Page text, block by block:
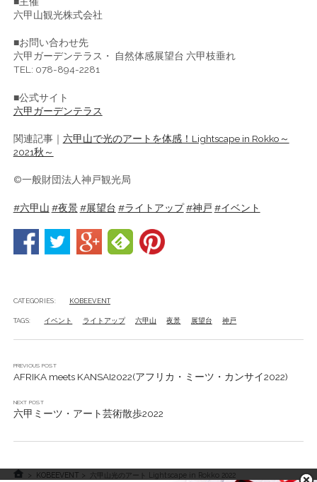
六甲山観光株式会社
■お問い合わせ先
六甲ガーデンテラス・ 自然体感展望台 六甲枝垂れ
TEL: 078-894-2281
■公式サイト
六甲ガーデンテラス
関連記事｜ 六甲山で光のアートを体感！Lightscape in Rokko～
2021秋～
©一般財団法人神戸観光局
#六甲山 #夜景 #展望台 #ライトアップ #神戸 #イベント
CATEGORIES: KOBEEVENT
TAGS: イベント ライトアップ 六甲山 夜景 展望台 神戸
PREVIOUS POST
AFRIKA meets KANSAI2022(アフリカ・ミーツ・カンサイ2022)
NEXT POST
六甲ミーツ・アート芸術散歩2022
> KOBEEVENT > 六甲山光のアート Lightscape in Rokko 2022